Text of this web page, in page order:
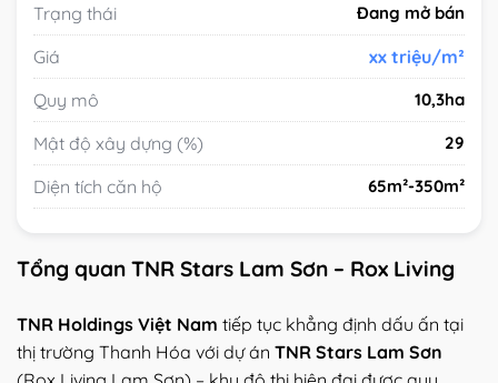
Trạng thái
Đang mở bán
Giá
xx triệu/m²
Quy mô
10,3ha
Mật độ xây dựng (%) 29
Diện tích căn hộ 65m²-350m²
Tổng quan TNR Stars Lam Sơn – Rox Living
TNR Holdings Việt Nam tiếp tục khẳng định dấu ấn tại
thị trường Thanh Hóa với dự án TNR Stars Lam Sơn